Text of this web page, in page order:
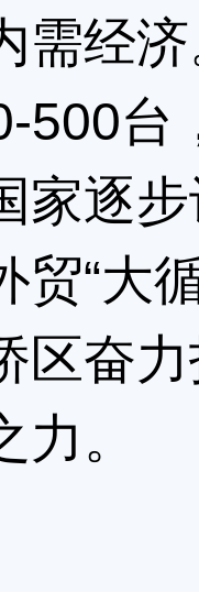
需经
500台
家逐
贸“大
区奋
力。